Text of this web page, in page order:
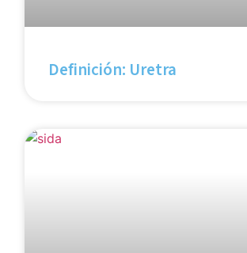
Definición: Uretra